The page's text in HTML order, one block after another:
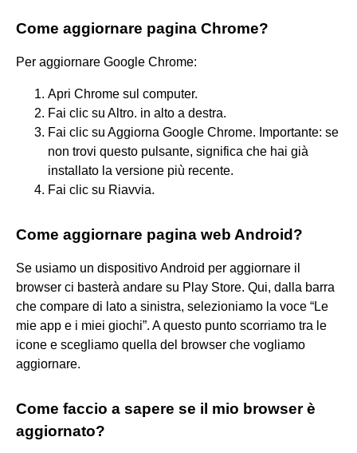
Come aggiornare pagina Chrome?
Per aggiornare Google Chrome:
Apri Chrome sul computer.
Fai clic su Altro. in alto a destra.
Fai clic su Aggiorna Google Chrome. Importante: se
non trovi questo pulsante, significa che hai già
installato la versione più recente.
Fai clic su Riavvia.
Come aggiornare pagina web Android?
Se usiamo un dispositivo Android per aggiornare il
browser ci basterà andare su Play Store. Qui, dalla barra
che compare di lato a sinistra, selezioniamo la voce “Le
mie app e i miei giochi”. A questo punto scorriamo tra le
icone e scegliamo quella del browser che vogliamo
aggiornare.
Come faccio a sapere se il mio browser è
aggiornato?